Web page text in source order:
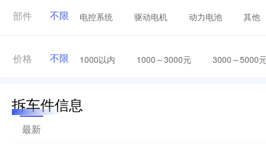
部件 不限 电控系统 驱动电机 动力电池 其他
价格 不限 1000以内 1000～3000元 3000～5000
拆车件信息
最新